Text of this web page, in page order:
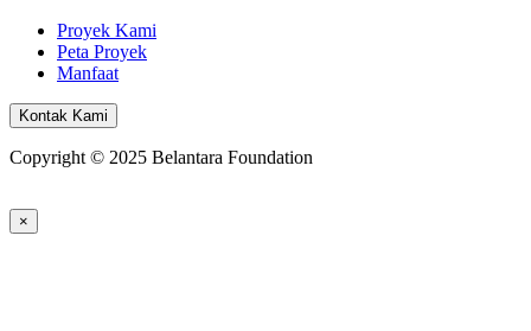
Proyek Kami
Peta Proyek
Manfaat
Kontak Kami
Copyright © 2025 Belantara Foundation
×